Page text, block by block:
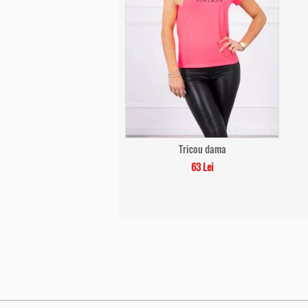
Tricou dama
63 Lei